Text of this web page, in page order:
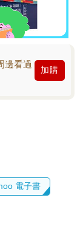
邊看過
加購
電子書